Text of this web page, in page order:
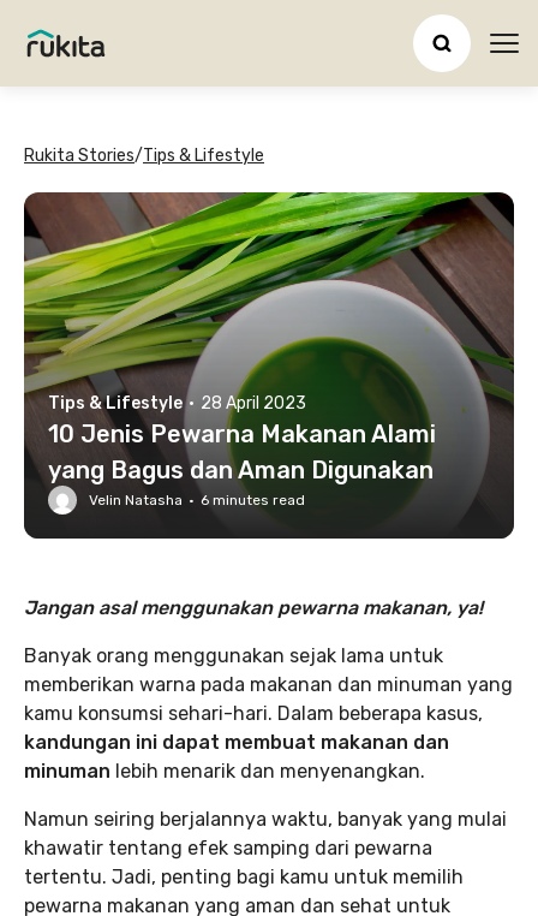
Rukita Stories/Tips & Lifestyle
Tips & Lifestyle · 28 April 2023
10 Jenis Pewarna Makanan Alami
yang Bagus dan Aman Digunakan
Velin Natasha · 6 minutes read
Jangan asal menggunakan pewarna makanan, ya!
Banyak orang menggunakan sejak lama untuk
memberikan warna pada makanan dan minuman yang
kamu konsumsi sehari-hari. Dalam beberapa kasus,
kandungan ini dapat membuat makanan dan
minuman lebih menarik dan menyenangkan.
Namun seiring berjalannya waktu, banyak yang mulai
khawatir tentang efek samping dari pewarna
tertentu. Jadi, penting bagi kamu untuk memilih
pewarna makanan yang aman dan sehat untuk